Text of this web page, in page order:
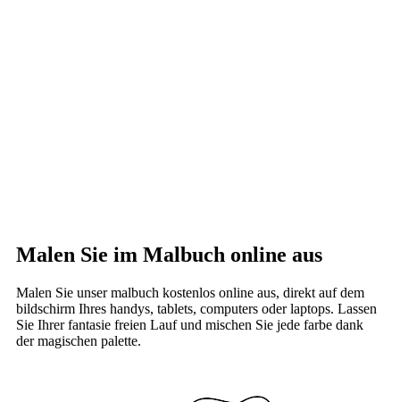
Malen Sie im Malbuch online aus
Malen Sie unser malbuch kostenlos online aus, direkt auf dem
bildschirm Ihres handys, tablets, computers oder laptops. Lassen
Sie Ihrer fantasie freien Lauf und mischen Sie jede farbe dank
der magischen palette.